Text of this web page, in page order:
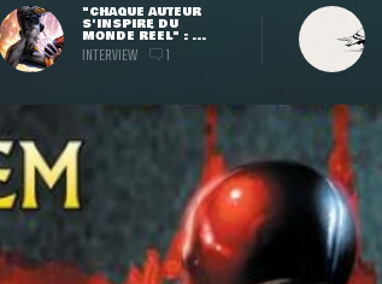
"CHAQUE AUTEUR
S'INSPIRE DU
MONDE RÉEL" : ...
INTERVIEW 1